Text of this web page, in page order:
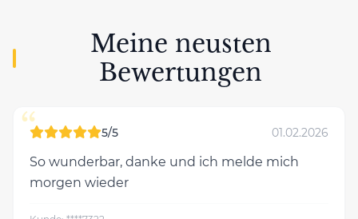
Meine neusten
Bewertungen
“ 5/5 01.02.2026
So wunderbar, danke und ich melde mich
morgen wieder